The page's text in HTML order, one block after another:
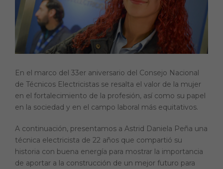
o
o
k
p
n
k
En el marco del 33er aniversario del Consejo Nacional
de Técnicos Electricistas se resalta el valor de la mujer
en el fortalecimiento de la profesión, así como su papel
en la sociedad y en el campo laboral más equitativos.
A continuación, presentamos a Astrid Daniela Peña una
técnica electricista de 22 años que compartió su
historia con buena energía para mostrar la importancia
de aportar a la construcción de un mejor futuro para